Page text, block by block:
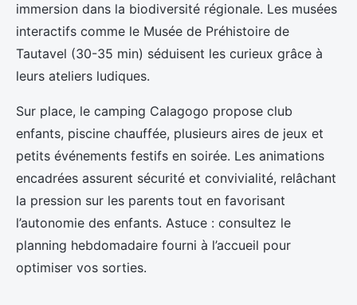
immersion dans la biodiversité régionale. Les musées
interactifs comme le Musée de Préhistoire de
Tautavel (30-35 min) séduisent les curieux grâce à
leurs ateliers ludiques.
Sur place, le camping Calagogo propose club
enfants, piscine chauffée, plusieurs aires de jeux et
petits événements festifs en soirée. Les animations
encadrées assurent sécurité et convivialité, relâchant
la pression sur les parents tout en favorisant
l’autonomie des enfants. Astuce : consultez le
planning hebdomadaire fourni à l’accueil pour
optimiser vos sorties.